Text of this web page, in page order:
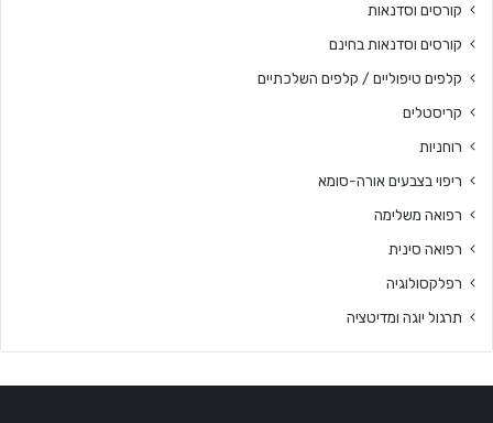
קורסים וסדנאות
קורסים וסדנאות בחינם
קלפים טיפוליים / קלפים השלכתיים
קריסטלים
רוחניות
ריפוי בצבעים אורה-סומא
רפואה משלימה
רפואה סינית
רפלקסולוגיה
תרגול יוגה ומדיטציה